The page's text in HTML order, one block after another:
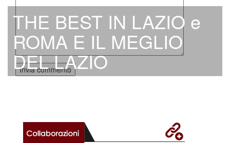
THE BEST IN LAZIO e
ROMA E IL MEGLIO
DEL LAZIO